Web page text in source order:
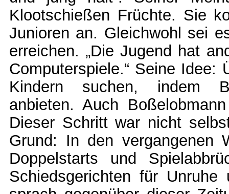
Klootschießen Früchte. Sie
Junioren an. Gleichwohl sei
erreichen. „Die Jugend hat
Computerspiele.“ Seine
Kindern suchen, indem
anbieten. Auch
Dieser Schritt war nicht
Grund: In den vergangenen
Doppelstarts und
Schiedsgerichten für Unruhe